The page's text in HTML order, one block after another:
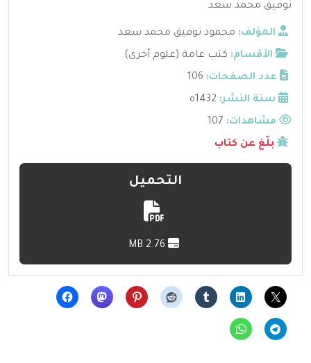
توفيق محمد سعد
المؤلف: محمود توفيق محمد سعد
الأقسام: كتب عامة (علوم أخرى)
عدد الصفحات: 106
سنة النشر: 1432ه
مشاهدات:
بلّغ عن كتاب
التحميل